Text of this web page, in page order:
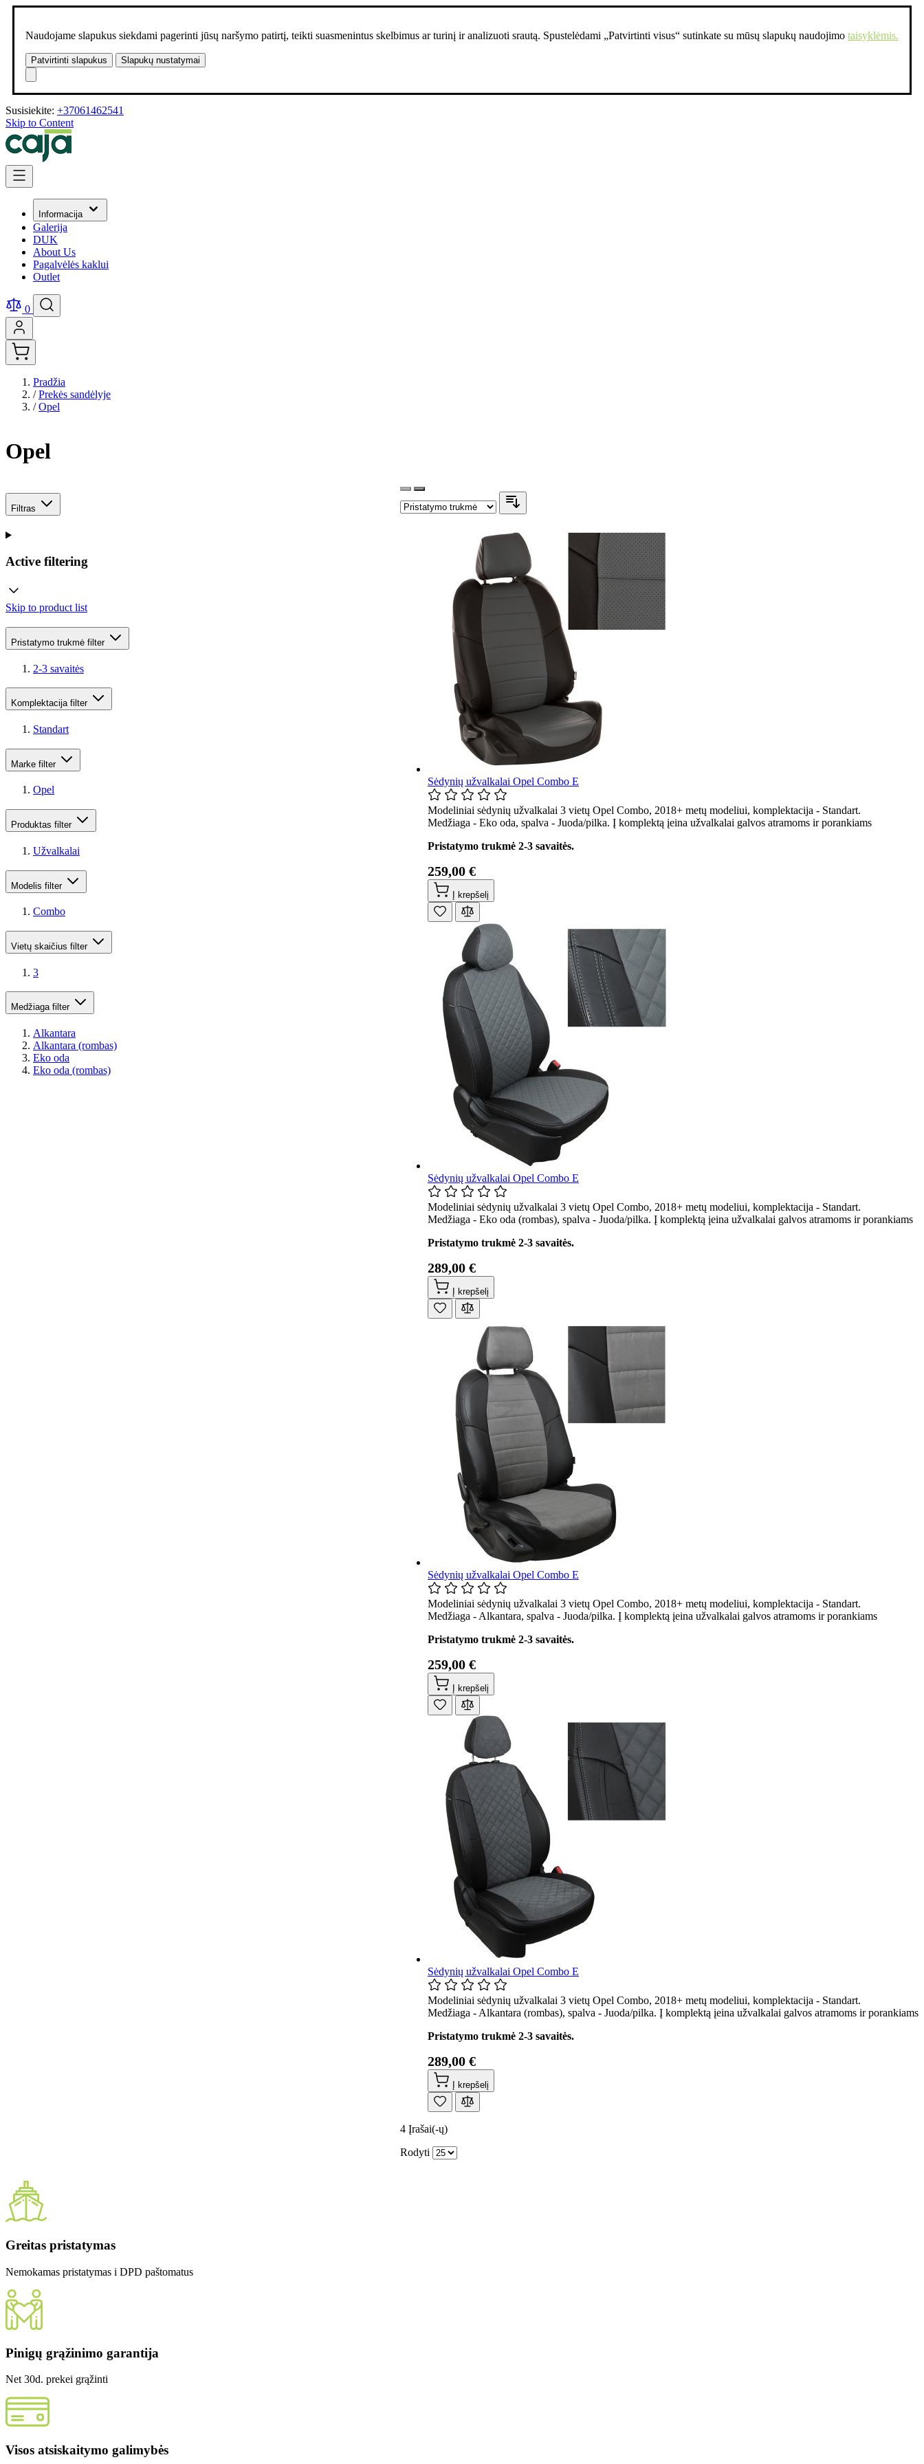
Naudojame slapukus siekdami pagerinti jūsų naršymo patirtį, teikti suasmenintus skelbimus ar turinį ir analizuoti srautą. Spustelėdami „Patvirtinti visus“ sutinkate su mūsų slapukų naudojimo taisyklėmis.
Patvirtinti slapukus Slapukų nustatymai
Susisiekite: +37061462541
Skip to Content
Informacija
Galerija
DUK
About Us
Pagalvėlės kaklui
Outlet
0
Pradžia
/ Prekės sandėlyje
/ Opel
Opel
Filtras
Active filtering
Skip to product list
Pristatymo trukmė filter
2-3 savaitės
Komplektacija filter
Standart
Marke filter
Opel
Produktas filter
Užvalkalai
Modelis filter
Combo
Vietų skaičius filter
3
Medžiaga filter
Alkantara
Alkantara (rombas)
Eko oda
Eko oda (rombas)
Sėdynių užvalkalai Opel Combo E
Modeliniai sėdynių užvalkalai 3 vietų Opel Combo, 2018+ metų modeliui, komplektacija - Standart.
Medžiaga - Eko oda, spalva - Juoda/pilka. Į komplektą įeina užvalkalai galvos atramoms ir porankiams
Pristatymo trukmė 2-3 savaitės.
259,00 €
Į krepšelį
Sėdynių užvalkalai Opel Combo E
Modeliniai sėdynių užvalkalai 3 vietų Opel Combo, 2018+ metų modeliui, komplektacija - Standart.
Medžiaga - Eko oda (rombas), spalva - Juoda/pilka. Į komplektą įeina užvalkalai galvos atramoms ir porankiams
Pristatymo trukmė 2-3 savaitės.
289,00 €
Į krepšelį
Sėdynių užvalkalai Opel Combo E
Modeliniai sėdynių užvalkalai 3 vietų Opel Combo, 2018+ metų modeliui, komplektacija - Standart.
Medžiaga - Alkantara, spalva - Juoda/pilka. Į komplektą įeina užvalkalai galvos atramoms ir porankiams
Pristatymo trukmė 2-3 savaitės.
259,00 €
Į krepšelį
Sėdynių užvalkalai Opel Combo E
Modeliniai sėdynių užvalkalai 3 vietų Opel Combo, 2018+ metų modeliui, komplektacija - Standart.
Medžiaga - Alkantara (rombas), spalva - Juoda/pilka. Į komplektą įeina užvalkalai galvos atramoms ir porankiams
Pristatymo trukmė 2-3 savaitės.
289,00 €
Į krepšelį
4 Įrašai(-ų)
Rodyti
Greitas pristatymas
Nemokamas pristatymas i DPD paštomatus
Pinigų grąžinimo garantija
Net 30d. prekei grąžinti
Visos atsiskaitymo galimybės